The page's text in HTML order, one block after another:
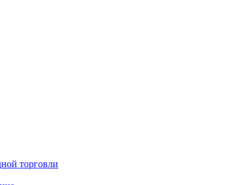
торговли